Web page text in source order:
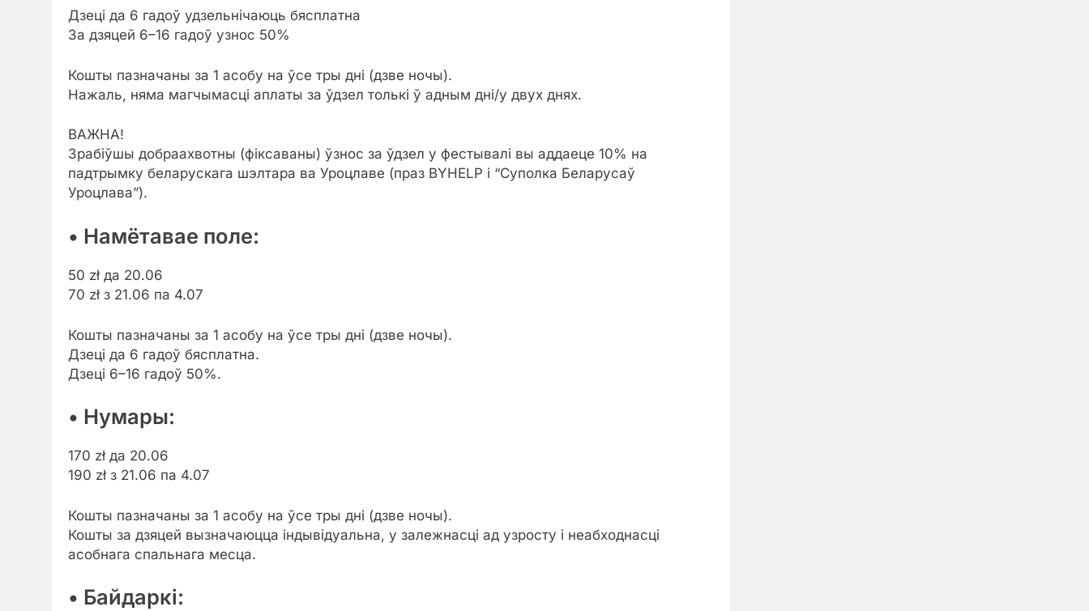
Дзеці да 6 гадоў удзельнічаюць бясплатна
За дзяцей 6–16 гадоў узнос 50%
Кошты пазначаны за 1 асобу на ўсе тры дні (дзве ночы).
Нажаль, няма магчымасці аплаты за ўдзел толькі ў адным дні/у двух днях.
ВАЖНА!
Зрабіўшы добраахвотны (фіксаваны) ўзнос за ўдзел у фестывалі вы аддаеце 10% на
падтрымку беларускага шэлтара ва Уроцлаве (праз BYHELP і “Суполка Беларусаў
Уроцлава”).
• Намётавае поле:
50 zł да 20.06
70 zł з 21.06 па 4.07
Кошты пазначаны за 1 асобу на ўсе тры дні (дзве ночы).
Дзеці да 6 гадоў бясплатна.
Дзеці 6–16 гадоў 50%.
• Нумары:
170 zł да 20.06
190 zł з 21.06 па 4.07
Кошты пазначаны за 1 асобу на ўсе тры дні (дзве ночы).
Кошты за дзяцей вызначаюцца індывідуальна, у залежнасці ад узросту і неабходнасці
асобнага спальнага месца.
• Байдаркі: